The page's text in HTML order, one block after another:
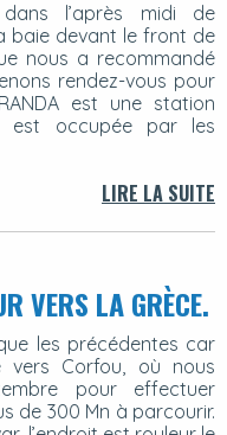
l’après midi de
baie devant le front de
nous a recommandé
rendez-vous pour
est une station
est occupée par les
LIRE LA SUITE
VERS LA GRÈCE.
les précédentes car
vers Corfou, où nous
pour effectuer
de 300 Mn à parcourir.